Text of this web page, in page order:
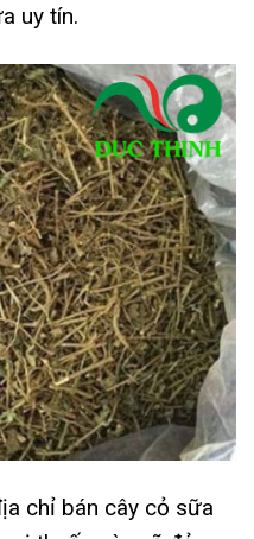
uy tín.
chỉ bán cây cỏ sữa